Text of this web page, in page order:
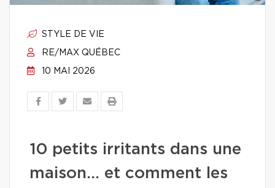
STYLE DE VIE
RE/MAX QUÉBEC
10 MAI 2026
10 petits irritants dans une
maison… et comment les